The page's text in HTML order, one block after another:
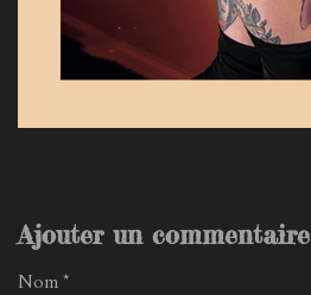
Ajouter un commentaire
Nom *